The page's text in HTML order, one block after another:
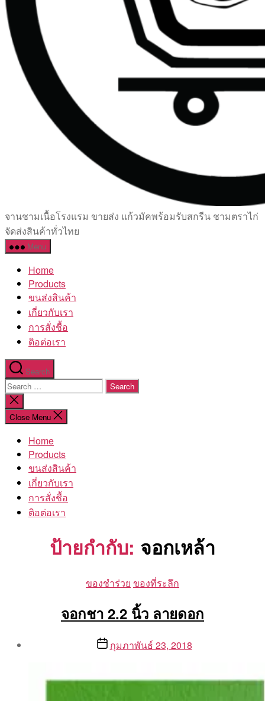
เซรามิค
ครบ
ครัน
โรงงาน
จานชามเนื้อโรงแรม ขายส่ง แก้วมัคพร้อมรับสกรีน ชามตราไก่
จัดส่งสินค้าทั่วไทย
Menu
Home
Products
ขนส่งสินค้า
เกี่ยวกับเรา
การสั่งชื้อ
ติอต่อเรา
Search
Search
for:
Close
search
Close Menu
Home
Products
ขนส่งสินค้า
เกี่ยวกับเรา
การสั่งชื้อ
ติอต่อเรา
ป้ายกำกับ: จอกเหล้า
Categories
ของชำร่วย ของที่ระลึก
จอกชา 2.2 นิ้ว ลายดอก
Postกุมภาพันธ์ 23, 2018